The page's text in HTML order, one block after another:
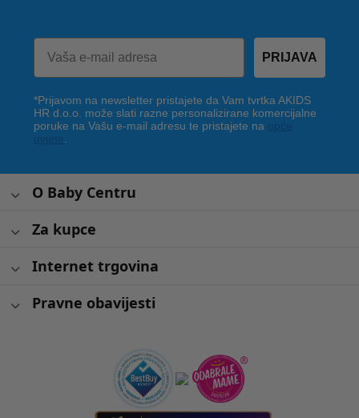
PRIJAVA
*Prijavom na newsletter pristajete da Vam tvrtka AKIDS
HR d.o.o. može slati razne personalizirane komercijalne
poruke na Vašu e-mail adresu te pristajete na
.
O Baby Centru
Za kupce
Internet trgovina
Pravne obavijesti